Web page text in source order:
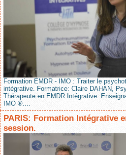
Formation EMDR - IMO : Traiter le
intégrative. Formatrice: Claire DAHAN,
Thérapeute en EMDR Intégrative.
IMO ®....
PARIS: Formation Intégrative
session.